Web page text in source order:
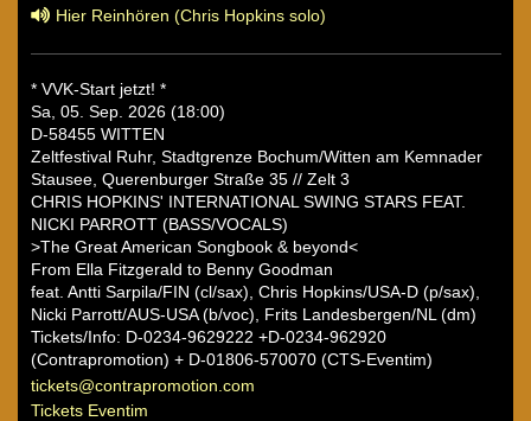
Hier Reinhören (Chris Hopkins solo)
* VVK-Start jetzt! *
Sa, 05. Sep. 2026 (18:00)
D-58455 WITTEN
Zeltfestival Ruhr, Stadtgrenze Bochum/Witten am Kemnader
Stausee, Querenburger Straße 35 // Zelt 3
CHRIS HOPKINS' INTERNATIONAL SWING STARS FEAT.
NICKI PARROTT (BASS/VOCALS)
>The Great American Songbook & beyond<
From Ella Fitzgerald to Benny Goodman
feat. Antti Sarpila/FIN (cl/sax), Chris Hopkins/USA-D (p/sax),
Nicki Parrott/AUS-USA (b/voc), Frits Landesbergen/NL (dm)
Tickets/Info: D-0234-9629222 +D-0234-962920
(Contrapromotion) + D-01806-570070 (CTS-Eventim)
tickets@contrapromotion.com
Tickets Eventim